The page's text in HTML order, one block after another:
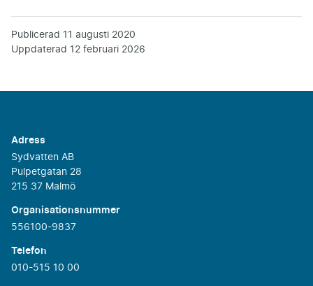
Publicerad 11 augusti 2020
Uppdaterad 12 februari 2026
Adress
Sydvatten AB
Pulpetgatan 28
215 37 Malmö
Organisationsnummer
556100-9837
Telefon
010-515 10 00